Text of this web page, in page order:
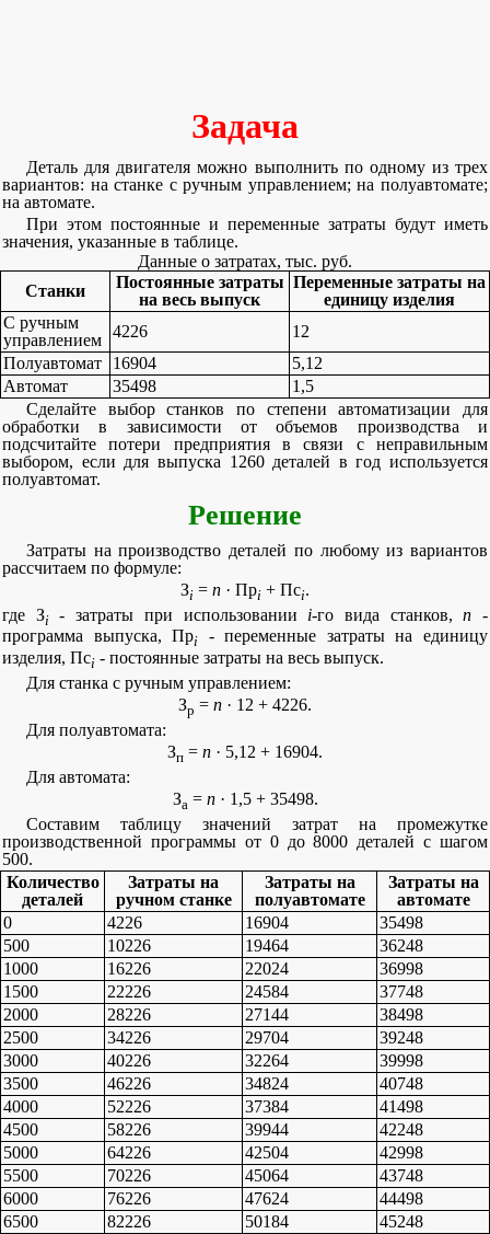
Задача
Деталь для двигателя можно выполнить по одному из трех
вариантов: на станке с ручным управлением; на полуавтомате;
на автомате.
При этом постоянные и переменные затраты будут иметь
значения, указанные в таблице.
Данные о затратах, тыс. руб.
Станки
Постоянные затраты
на весь выпуск
Переменные затраты на
единицу изделия
С ручным
управлением 4226
12
Полуавтомат
16904
5,12
Автомат
35498
1,5
Сделайте выбор станков по степени автоматизации для
обработки в зависимости от объемов производства и
подсчитайте потери предприятия в связи с неправильным
выбором, если для выпуска 1260 деталей в год используется
полуавтомат.
Решение
Затраты на производство деталей по любому из вариантов
рассчитаем по формуле:
Зi = n · Прi + Псi.
где Зi- затраты при использовании i-го вида станков,n -
программа выпуска, Прi - переменные затраты на единицу
изделия, Псi - постоянные затраты на весь выпуск.
Для станка с ручным управлением:
Зр = n · 12 + 4226.
Для полуавтомата:
Зп = n · 5,12 + 16904.
Для автомата:
За = n· 1,5 + 35498.
Составим таблицу значений затрат на промежутке
производственной программы от 0 до 8000 деталей с шагом
500.
Количество
деталей
Затраты на
ручном станке
Затраты на
полуавтомате
Затраты на
автомате
0
4226 16904
35498
500
10226 19464
36248
1000
16226 22024
36998
1500
22226 24584
37748
2000
28226 27144
38498
2500
34226 29704
39248
3000
40226 32264
39998
3500
46226 34824
40748
4000
52226 37384
41498
4500
58226 39944
42248
5000
64226 42504
42998
5500
70226 45064
43748
6000
76226 47624
44498
6500
82226 50184
45248